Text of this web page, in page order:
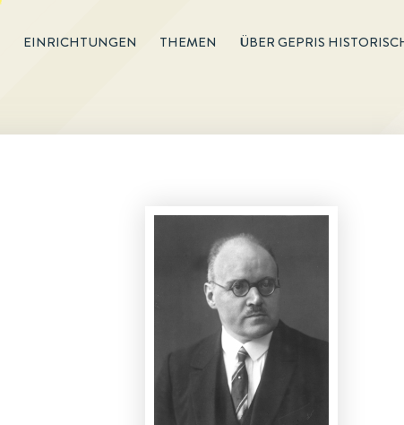
EINRICHTUNGEN THEMEN ÜBER GEPRIS